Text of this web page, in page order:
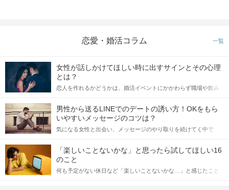
恋愛・婚活コラム 一覧
女性が話しかけてほしい時に出すサインとその心理
とは？
恋人を作れるかどうかは、婚活イベントにかかわらず職場や飲み
てアプローチできるかにも左右されます。 これから恋人作りを本
格的に始めようとしている方は、女性が異性を求めて出すサイン
をしっかりと理解し、正しい行動に移せるかどうかが重要。 この
記事では、女性が話しかけて欲しい時に出すサインとその心理を
合にどのような行動に繋げるべきかをご紹介していきます。
男性から送るLINEでのデートの誘い方！OKをもら
いやすいメッセージのコツは？
気になる女性と出会い、メッセージのやり取りを続けてく中で
しかし、中には「どう誘ったらいいの？」とお困りの男性もいら
っしゃるのではないでしょうか。 そこで今回は、男性から女性へ
送るLINEでのデートの誘い方のコツをご紹介します。例文も混じ
えながら解説するので、ぜひ参考にしてください。
「楽しいことないかな」と思ったら試してほしい16
のこと
何も予定がない休日など「楽しいことないかな…」と感じたこと